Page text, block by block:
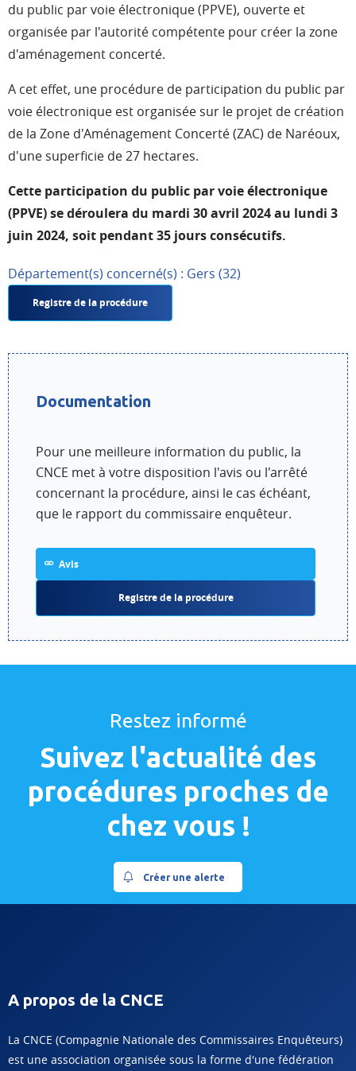
du public par voie électronique (PPVE), ouverte et
organisée par l'autorité compétente pour créer la zone
d'aménagement concerté.
A cet effet, une procédure de participation du public par
voie électronique est organisée sur le projet de création
de la Zone d'Aménagement Concerté (ZAC) de Naréoux,
d'une superficie de 27 hectares.
Cette participation du public par voie électronique
(PPVE) se déroulera du mardi 30 avril 2024 au lundi 3
juin 2024, soit pendant 35 jours consécutifs.
Département(s) concerné(s) : Gers (32)
Registre de la procédure
Documentation
Pour une meilleure information du public, la
CNCE met à votre disposition l'avis ou l'arrêté
concernant la procédure, ainsi le cas échéant,
que le rapport du commissaire enquêteur.
Avis
Registre de la procédure
Restez informé
Suivez l'actualité des
procédures proches de
chez vous !
Créer une alerte
A propos de la CNCE
La CNCE (Compagnie Nationale des Commissaires Enquêteurs)
est une association organisée sous la forme d'une fédération